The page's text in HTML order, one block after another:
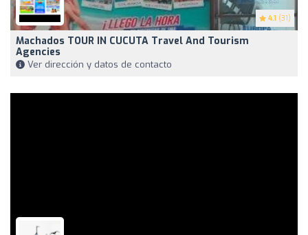
4.1 (31)
Machados TOUR IN CUCUTA Travel And Tourism
Agencies
Ver dirección y datos de contacto